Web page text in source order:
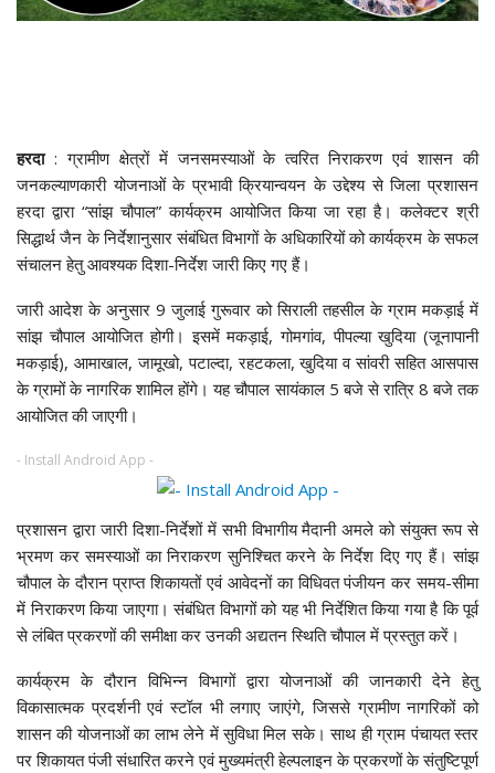
हरदा: ग्रामीण क्षेत्रों में जनसमस्याओं के त्वरित निराकरण एवं शासन की
जनकल्याणकारी योजनाओं के प्रभावी क्रियान्वयन के उद्देश्य से जिला प्रशासन
हरदा द्वारा “सांझ चौपाल” कार्यक्रम आयोजित किया जा रहा है। कलेक्टर श्री
सिद्धार्थ जैन के निर्देशानुसार संबंधित विभागों के अधिकारियों को कार्यक्रम के सफल
संचालन हेतु आवश्यक दिशा-निर्देश जारी किए गए हैं।
जारी आदेश के अनुसार 9 जुलाई गुरूवार को सिराली तहसील के ग्राम मकड़ाई में
सांझ चौपाल आयोजित होगी। इसमें मकड़ाई, गोमगांव, पीपल्या खुदिया (जूनापानी
मकड़ाई), आमाखाल, जामूखो, पटाल्दा, रहटकला, खुदिया व सांवरी सहित आसपास
के ग्रामों के नागरिक शामिल होंगे। यह चौपाल सायंकाल 5 बजे से रात्रि 8 बजे तक
आयोजित की जाएगी।
- Install Android App -
प्रशासन द्वारा जारी दिशा-निर्देशों में सभी विभागीय मैदानी अमले को संयुक्त रूप से
भ्रमण कर समस्याओं का निराकरण सुनिश्चित करने के निर्देश दिए गए हैं। सांझ
चौपाल के दौरान प्राप्त शिकायतों एवं आवेदनों का विधिवत पंजीयन कर समय-सीमा
में निराकरण किया जाएगा। संबंधित विभागों को यह भी निर्देशित किया गया है कि पूर्व
से लंबित प्रकरणों की समीक्षा कर उनकी अद्यतन स्थिति चौपाल में प्रस्तुत करें।
कार्यक्रम के दौरान विभिन्न विभागों द्वारा योजनाओं की जानकारी देने हेतु
विकासात्मक प्रदर्शनी एवं स्टॉल भी लगाए जाएंगे, जिससे ग्रामीण नागरिकों को
शासन की योजनाओं का लाभ लेने में सुविधा मिल सके। साथ ही ग्राम पंचायत स्तर
पर शिकायत पंजी संधारित करने एवं मुख्यमंत्री हेल्पलाइन के प्रकरणों के संतुष्टिपूर्ण